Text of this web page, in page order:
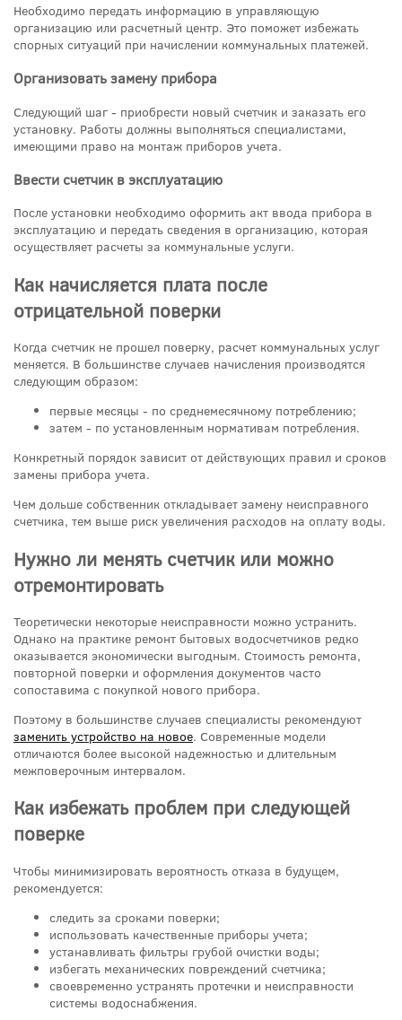
Необходимо передать информацию в управляющую
организацию или расчетный центр. Это поможет избежать
спорных ситуаций при начислении коммунальных платежей.
Организовать замену прибора
Следующий шаг - приобрести новый счетчик и заказать его
установку. Работы должны выполняться специалистами,
имеющими право на монтаж приборов учета.
Ввести счетчик в эксплуатацию
После установки необходимо оформить акт ввода прибора в
эксплуатацию и передать сведения в организацию, которая
осуществляет расчеты за коммунальные услуги.
Как начисляется плата после
отрицательной поверки
Когда счетчик не прошел поверку, расчет коммунальных услуг
меняется. В большинстве случаев начисления производятся
следующим образом:
первые месяцы - по среднемесячному потреблению;
затем - по установленным нормативам потребления.
Конкретный порядок зависит от действующих правил и сроков
замены прибора учета.
Чем дольше собственник откладывает замену неисправного
счетчика, тем выше риск увеличения расходов на оплату воды.
Нужно ли менять счетчик или можно
отремонтировать
Теоретически некоторые неисправности можно устранить.
Однако на практике ремонт бытовых водосчетчиков редко
оказывается экономически выгодным. Стоимость ремонта,
повторной поверки и оформления документов часто
сопоставима с покупкой нового прибора.
Поэтому в большинстве случаев специалисты рекомендуют
заменить устройство на новое. Современные модели
отличаются более высокой надежностью и длительным
межповерочным интервалом.
Как избежать проблем при следующей
поверке
Чтобы минимизировать вероятность отказа в будущем,
рекомендуется:
следить за сроками поверки;
использовать качественные приборы учета;
устанавливать фильтры грубой очистки воды;
избегать механических повреждений счетчика;
своевременно устранять протечки и неисправности
системы водоснабжения.